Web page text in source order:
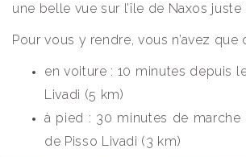
une belle vue sur l’île de Naxos juste
Pour vous y rendre, vous n’avez que
en voiture : 10 minutes depuis
Livadi (5 km)
à pied : 30 minutes de
de Pisso Livadi (3 km)